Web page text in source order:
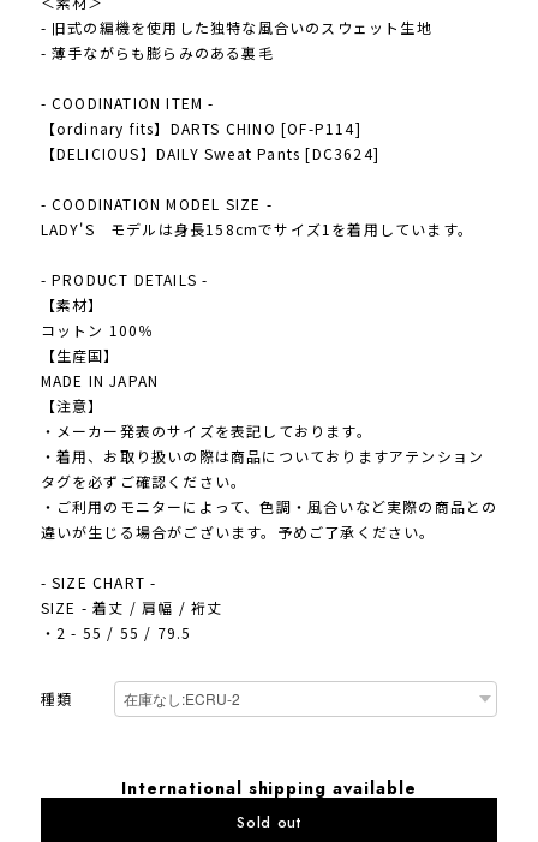
- 旧式の編機を使用した独特な風合いのスウェット生地
- 薄手ながらも膨らみのある裏毛
- COODINATION ITEM -
【ordinary fits】DARTS CHINO [OF-P114]
【DELICIOUS】DAILY Sweat Pants [DC3624]
- COODINATION MODEL SIZE -
LADY'S モデルは身長158cmでサイズ1を着用しています。
- PRODUCT DETAILS -
【素材】
コットン 100％
【生産国】
MADE IN JAPAN
【注意】
・メーカー発表のサイズを表記しております。
・着用、お取り扱いの際は商品についておりますアテンション
タグを必ずご確認ください。
・ご利用のモニターによって、色調・風合いなど実際の商品との
違いが生じる場合がございます。予めご了承ください。
- SIZE CHART -
SIZE - 着丈 / 肩幅 / 裄丈
・2 - 55 / 55 / 79.5
種類
International shipping available
Sold out